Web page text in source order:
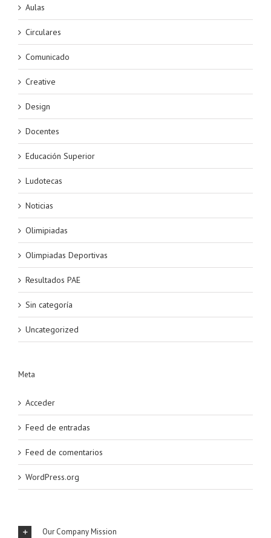
Aulas
Circulares
Comunicado
Creative
Design
Docentes
Educación Superior
Ludotecas
Noticias
Olimipiadas
Olimpiadas Deportivas
Resultados PAE
Sin categoría
Uncategorized
Meta
Acceder
Feed de entradas
Feed de comentarios
WordPress.org
Our Company Mission